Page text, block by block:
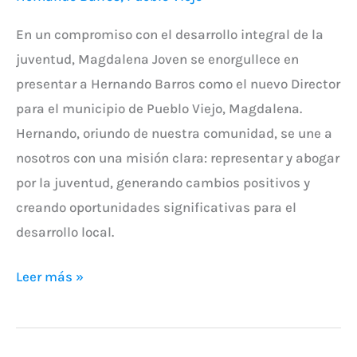
En un compromiso con el desarrollo integral de la
juventud, Magdalena Joven se enorgullece en
presentar a Hernando Barros como el nuevo Director
para el municipio de Pueblo Viejo, Magdalena.
Hernando, oriundo de nuestra comunidad, se une a
nosotros con una misión clara: representar y abogar
por la juventud, generando cambios positivos y
creando oportunidades significativas para el
desarrollo local.
Leer más »